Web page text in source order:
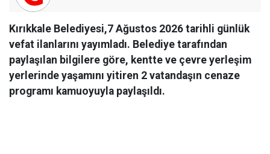
Kırıkkale Belediyesi,7 Ağustos 2026 tarihli günlük
vefat ilanlarını yayımladı. Belediye tarafından
paylaşılan bilgilere göre, kentte ve çevre yerleşim
yerlerinde yaşamını yitiren 2 vatandaşın cenaze
programı kamuoyuyla paylaşıldı.